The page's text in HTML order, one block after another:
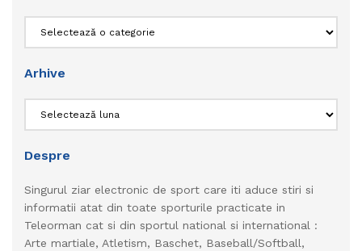
Arhive
Despre
Singurul ziar electronic de sport care iti aduce stiri si
informatii atat din toate sporturile practicate in
Teleorman cat si din sportul national si international :
Arte martiale, Atletism, Baschet, Baseball/Softball,